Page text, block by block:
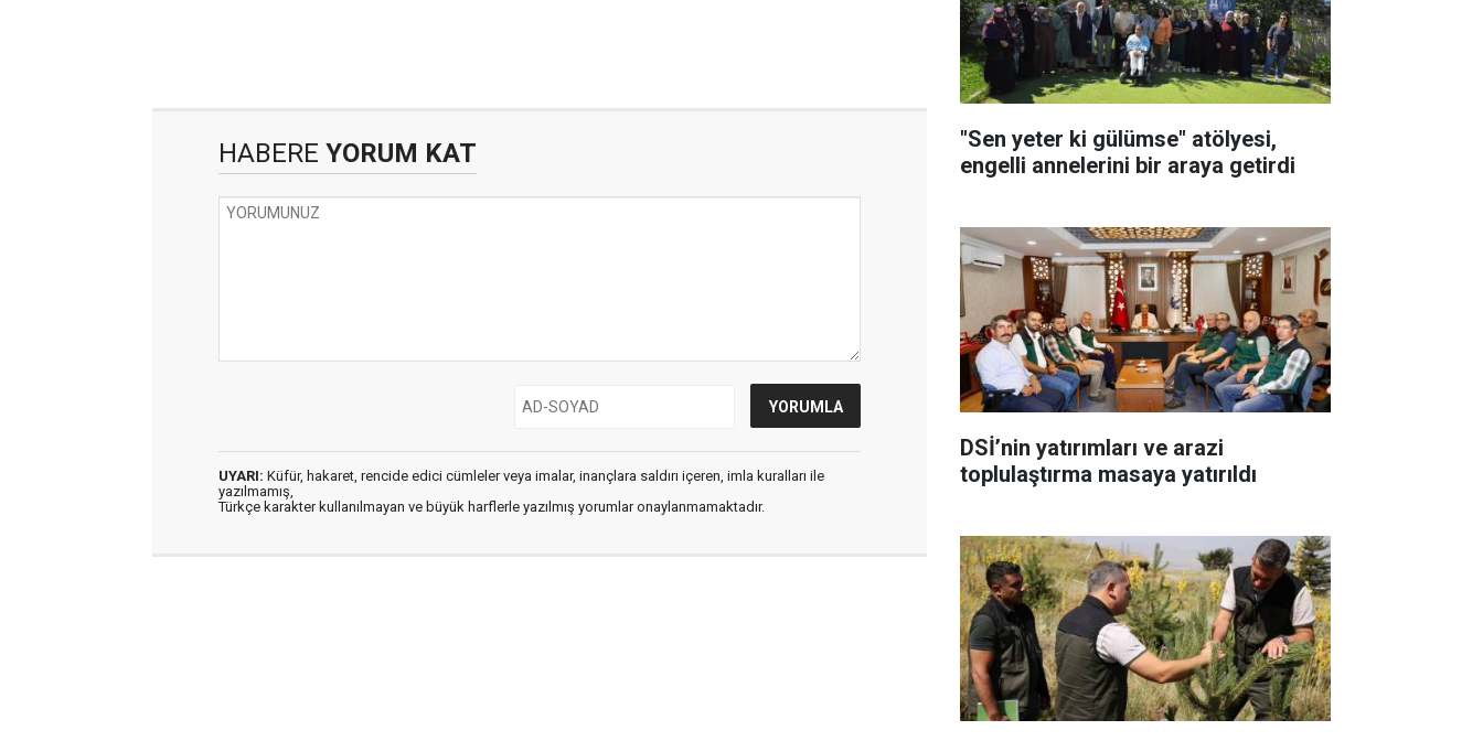
HABERE YORUM KAT
UYARI: Küfür, hakaret, rencide edici cümleler veya imalar, inançlara saldırı içeren, imla kuralları ile
yazılmamış,
Türkçe karakter kullanılmayan ve büyük harflerle yazılmış yorumlar onaylanmamaktadır.
"Sen yeter ki gülümse" atölyesi,
engelli annelerini bir araya getirdi
DSİ’nin yatırımları ve arazi
toplulaştırma masaya yatırıldı